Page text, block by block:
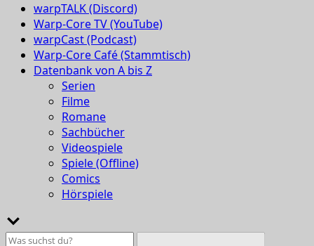
warpTALK (Discord)
Warp-Core TV (YouTube)
warpCast (Podcast)
Warp-Core Café (Stammtisch)
Datenbank von A bis Z
Serien
Filme
Romane
Sachbücher
Videospiele
Spiele (Offline)
Comics
Hörspiele